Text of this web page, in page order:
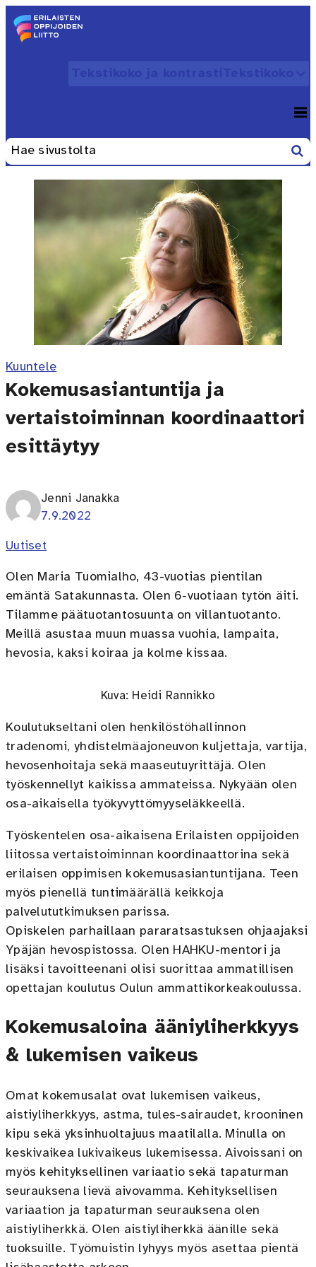
Siirry sisältöön
Haku: Etsi
Kuuntele
Kokemusasiantuntija ja
vertaistoiminnan koordinaattori
esittäytyy
Jenni Janakka
7.9.2022
Uutiset
Olen Maria Tuomialho, 43-vuotias pientilan
emäntä Satakunnasta. Olen 6-vuotiaan tytön äiti.
Tilamme päätuotantosuunta on villantuotanto.
Meillä asustaa muun muassa vuohia, lampaita,
hevosia, kaksi koiraa ja kolme kissaa.
Kuva: Heidi Rannikko
Koulutukseltani olen henkilöstöhallinnon
tradenomi, yhdistelmäajoneuvon kuljettaja, vartija,
hevosenhoitaja sekä maaseutuyrittäjä. Olen
työskennellyt kaikissa ammateissa. Nykyään olen
osa-aikaisella työkyvyttömyyseläkkeellä.
Työskentelen osa-aikaisena Erilaisten oppijoiden
liitossa vertaistoiminnan koordinaattorina sekä
erilaisen oppimisen kokemusasiantuntijana. Teen
myös pienellä tuntimäärällä keikkoja
palvelututkimuksen parissa.
Opiskelen parhaillaan pararatsastuksen ohjaajaksi
Ypäjän hevospistossa. Olen HAHKU-mentori ja
lisäksi tavoitteenani olisi suorittaa ammatillisen
opettajan koulutus Oulun ammattikorkeakoulussa.
Kokemusaloina ääniyliherkkyys
& lukemisen vaikeus
Omat kokemusalat ovat lukemisen vaikeus,
aistiyliherkkyys, astma, tules-sairaudet, krooninen
kipu sekä yksinhuoltajuus maatilalla. Minulla on
keskivaikea lukivaikeus lukemisessa. Aivoissani on
myös kehityksellinen variaatio sekä tapaturman
seurauksena lievä aivovamma. Kehityksellisen
variaation ja tapaturman seurauksena olen
aistiyliherkkä. Olen aistiyliherkkä äänille sekä
tuoksuille. Työmuistin lyhyys myös asettaa pientä